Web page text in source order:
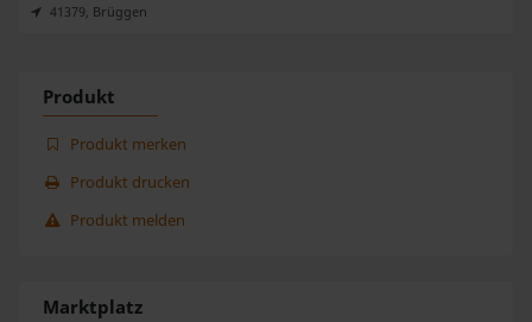
41379, Brüggen
Produkt
Produkt merken
Produkt drucken
Produkt melden
Marktplatz